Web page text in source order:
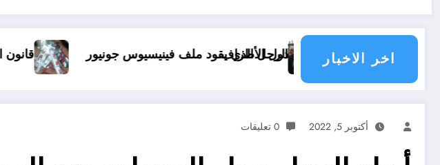
اخر الاخبار
الدول الأطراف
الرجل الذي يقود ملف فينيسيوس جونيور قانون المؤثرات العقلية في الجزائر
أكتوبر 5, 2022 0 تعليقات